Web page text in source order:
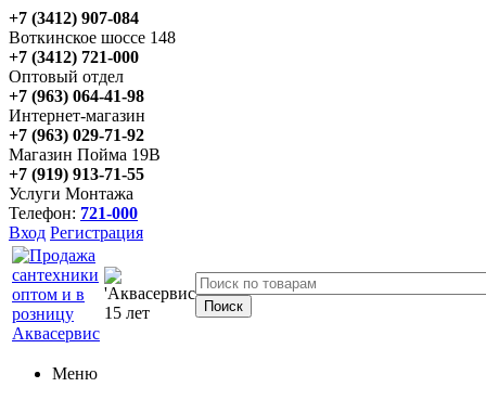
+7 (3412) 907-084
Воткинское шоссе 148
+7 (3412) 721-000
Оптовый отдел
+7 (963) 064-41-98
Интернет-магазин
+7 (963) 029-71-92
Магазин Пойма 19В
+7 (919) 913-71-55
Услуги Монтажа
Телефон: 721-000
Вход Регистрация
Меню